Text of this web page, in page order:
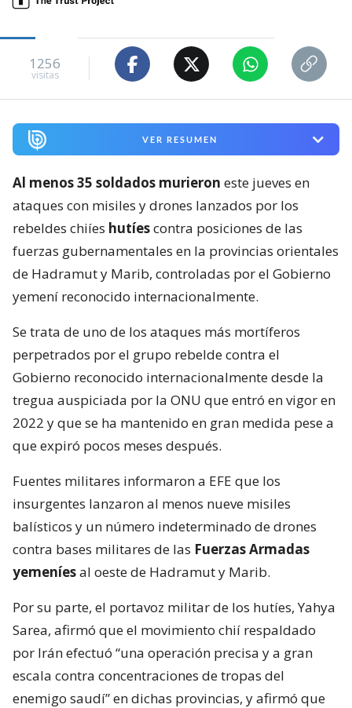
1256
visitas
VER RESUMEN
Al menos 35 soldados murieron este jueves en
ataques con misiles y drones lanzados por los
rebeldes chiíes hutíescontra posiciones de las
fuerzas gubernamentales en la provincias orientales
de Hadramut y Marib, controladas por el Gobierno
yemení reconocido internacionalmente.
Se trata de uno de los ataques más mortíferos
perpetrados por el grupo rebelde contra el
Gobierno reconocido internacionalmente desde la
tregua auspiciada por la ONU que entró en vigor en
2022 y que se ha mantenido en gran medida pese a
que expiró pocos meses después.
Fuentes militares informaron a EFE que los
insurgentes lanzaron al menos nueve misiles
balísticos y un número indeterminado de drones
contra bases militares de las Fuerzas Armadas
yemeníesal oeste de Hadramut y Marib.
Por su parte, el portavoz militar de los hutíes, Yahya
Sarea, afirmó que el movimiento chií respaldado
por Irán efectuó “una operación precisa y a gran
escala contra concentraciones de tropas del
enemigo saudí” en dichas provincias, y afirmó que